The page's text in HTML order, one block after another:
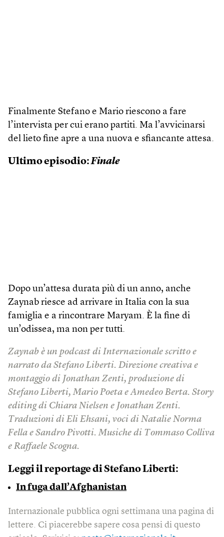
Finalmente Stefano e Mario riescono a fare
l’intervista per cui erano partiti. Ma l’avvicinarsi
del lieto fine apre a una nuova e sfiancante attesa.
Ultimo episodio:Finale
Dopo un’attesa durata più di un anno, anche
Zaynab riesce ad arrivare in Italia con la sua
famiglia e a rincontrare Maryam. È la fine di
un’odissea, ma non per tutti.
Zaynab è un podcast di Internazionale scritto e
narrato da Stefano Liberti. Direzione creativa e
montaggio di Jonathan Zenti, produzione di
Stefano Liberti, Mario Poeta e Amedeo Berta. Story
editing di Chiara Nielsen e Jonathan Zenti.
Traduzioni di Eli Ehsani, voci di Natalie Norma
Fella e Sandro Pivotti. Musiche di Tommaso Colliva
e Raffaele Scogna.
Leggi il reportage di Stefano Liberti:
In fuga dall’Afghanistan
Internazionale pubblica ogni settimana una pagina di
lettere. Ci piacerebbe sapere cosa pensi di questo